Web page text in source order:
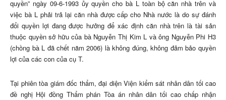
quyền” ngày 09-6-1993 ủy quyền cho bà L toàn bộ căn nhà trên và
việc bà L phải trả lại căn nhà được cấp cho Nhà nước là do sự đánh
đổi quyền lợi đang được hưởng để xác định căn nhà trên là tài sản
thuộc quyền sở hữu của bà Nguyễn Thị Kim L và ông Nguyễn Phi H3
(chồng bà L đã chết năm 2006) là không đúng, không đảm bảo quyền
lợi của các con của cụ T.
Tại phiên tòa giám đốc thẩm, đại diện Viện kiểm sát nhân dân tối cao
đề nghị Hội đồng Thẩm phán Tòa án nhân dân tối cao chấp nhận